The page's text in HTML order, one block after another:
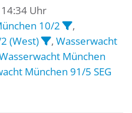
Uhr
10/2
,
(West)
, Wasserwacht
München
München 91/5 SEG